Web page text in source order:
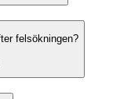
felsökningen?